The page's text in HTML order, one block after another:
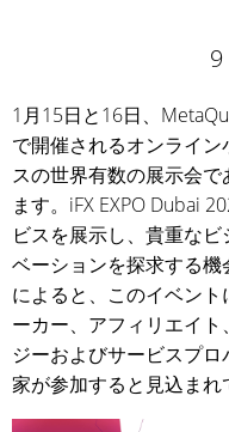
1月15日と16日、
で開催されるオンライ
スの世界有数の展示会で
ます。iFX EXPO Dubai
ビスを展示し、貴重な
ベーションを探求する
によると、このイベン
ーカー、アフィリエイ
ジーおよびサービスプ
家が参加すると見込まれ